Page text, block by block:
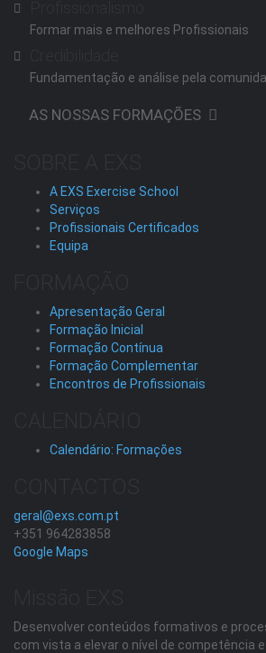
Formar mais e melhores Profissionais
Fundamentação e análise pela
AS NOSSAS FORMAÇÕES
A EXS Exercise School
Serviços
Profissionais Certificados
Equipa
Apresentação Geral
Formação Inicial
Formação Contínua
Formação Complementar
Encontros de Profissionais
Calendário: Formações
geral@exs.com.pt
+351 964283858
Google Maps
Desenvolver conteúdos formativos e
com vista a elevar o nível de competência